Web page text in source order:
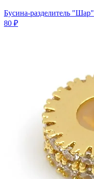
Бусина-разделитель "Шар"
80 ₽